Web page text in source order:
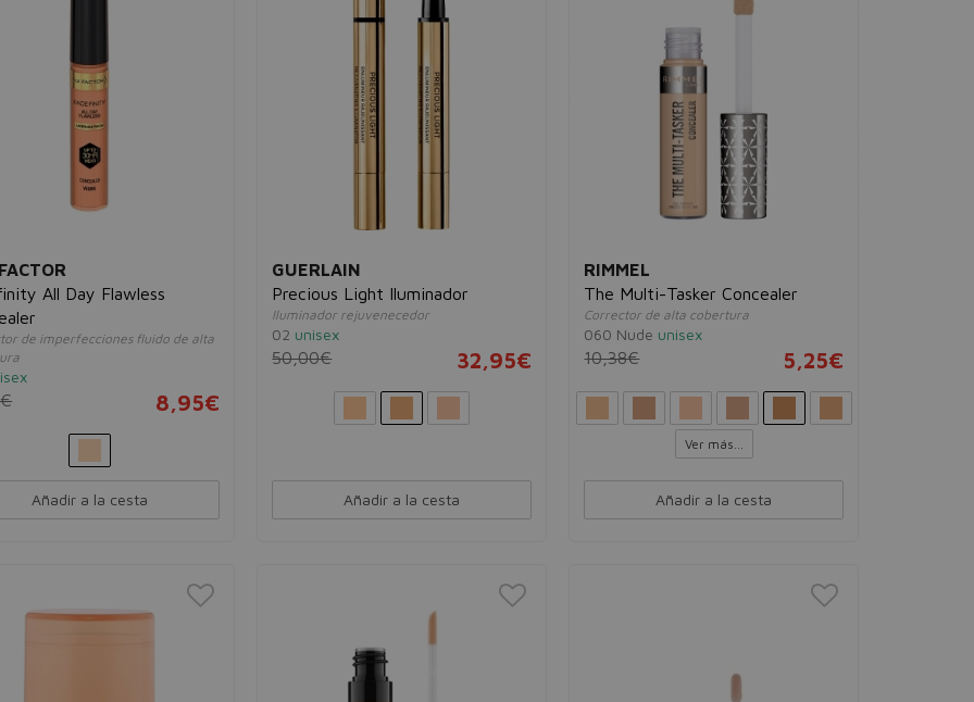
All Day Flawless
de imperfecciones fluido de alta
8,95€
Añadir a la cesta
GUERLAIN
Precious Light Iluminador
Iluminador rejuvenecedor
02 unisex
50,00€ 32,95€
Añadir a la cesta
RIMMEL
The Multi-Tasker Concealer
Corrector de alta cobertura
060 Nude unisex
10,38€ 5,25€
Ver más...
Añadir a la cesta